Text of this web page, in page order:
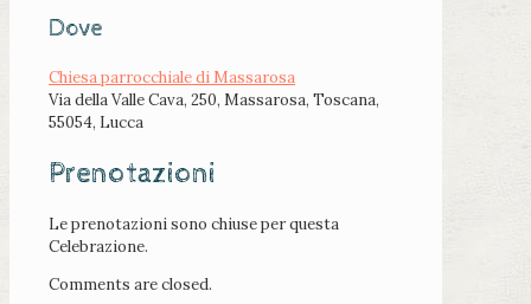
Dove
Chiesa parrocchiale di Massarosa
Via della Valle Cava, 250, Massarosa, Toscana,
55054, Lucca
Prenotazioni
Le prenotazioni sono chiuse per questa
Celebrazione.
Comments are closed.